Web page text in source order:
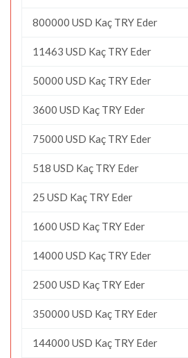
800000 USD Kaç TRY Eder
11463 USD Kaç TRY Eder
50000 USD Kaç TRY Eder
3600 USD Kaç TRY Eder
75000 USD Kaç TRY Eder
518 USD Kaç TRY Eder
25 USD Kaç TRY Eder
1600 USD Kaç TRY Eder
14000 USD Kaç TRY Eder
2500 USD Kaç TRY Eder
350000 USD Kaç TRY Eder
144000 USD Kaç TRY Eder